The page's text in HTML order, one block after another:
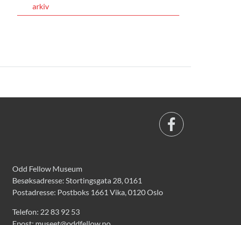
arkiv
Odd Fellow Museum
Besøksadresse: Stortingsgata 28, 0161
Postadresse: Postboks 1661 Vika, 0120 Oslo
Telefon: 22 83 92 53